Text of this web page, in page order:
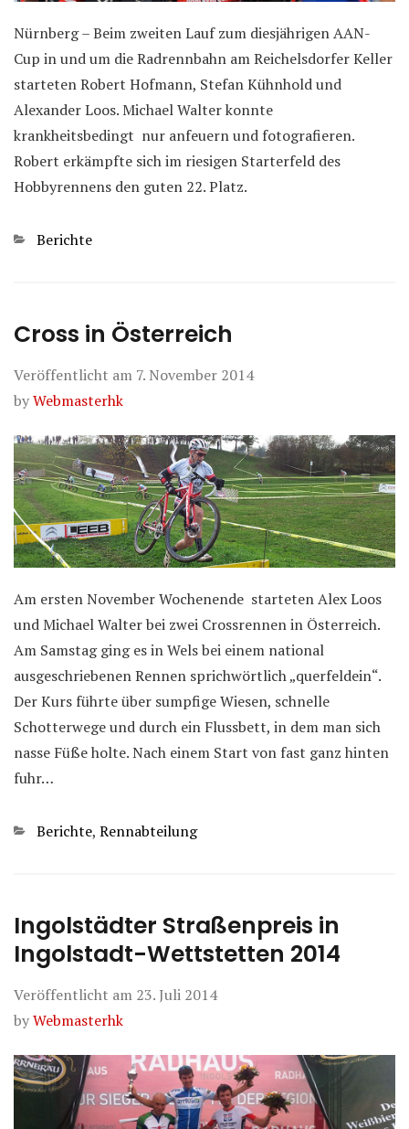
Nürnberg – Beim zweiten Lauf zum diesjährigen AAN-
Cup in und um die Radrennbahn am Reichelsdorfer Keller
starteten Robert Hofmann, Stefan Kühnhold und
Alexander Loos. Michael Walter konnte
krankheitsbedingt nur anfeuern und fotografieren.
Robert erkämpfte sich im riesigen Starterfeld des
Hobbyrennens den guten 22. Platz.
Kategorien
Berichte
Cross in Österreich
Veröffentlicht am 7. November 2014
byWebmasterhk
Am ersten November Wochenende starteten Alex Loos
und Michael Walter bei zwei Crossrennen in Österreich.
Am Samstag ging es in Wels bei einem national
ausgeschriebenen Rennen sprichwörtlich „querfeldein“.
Der Kurs führte über sumpfige Wiesen, schnelle
Schotterwege und durch ein Flussbett, in dem man sich
nasse Füße holte. Nach einem Start von fast ganz hinten
fuhr…
Kategorien
Berichte, Rennabteilung
Ingolstädter Straßenpreis in
Ingolstadt-Wettstetten 2014
Veröffentlicht am 23. Juli 2014
byWebmasterhk